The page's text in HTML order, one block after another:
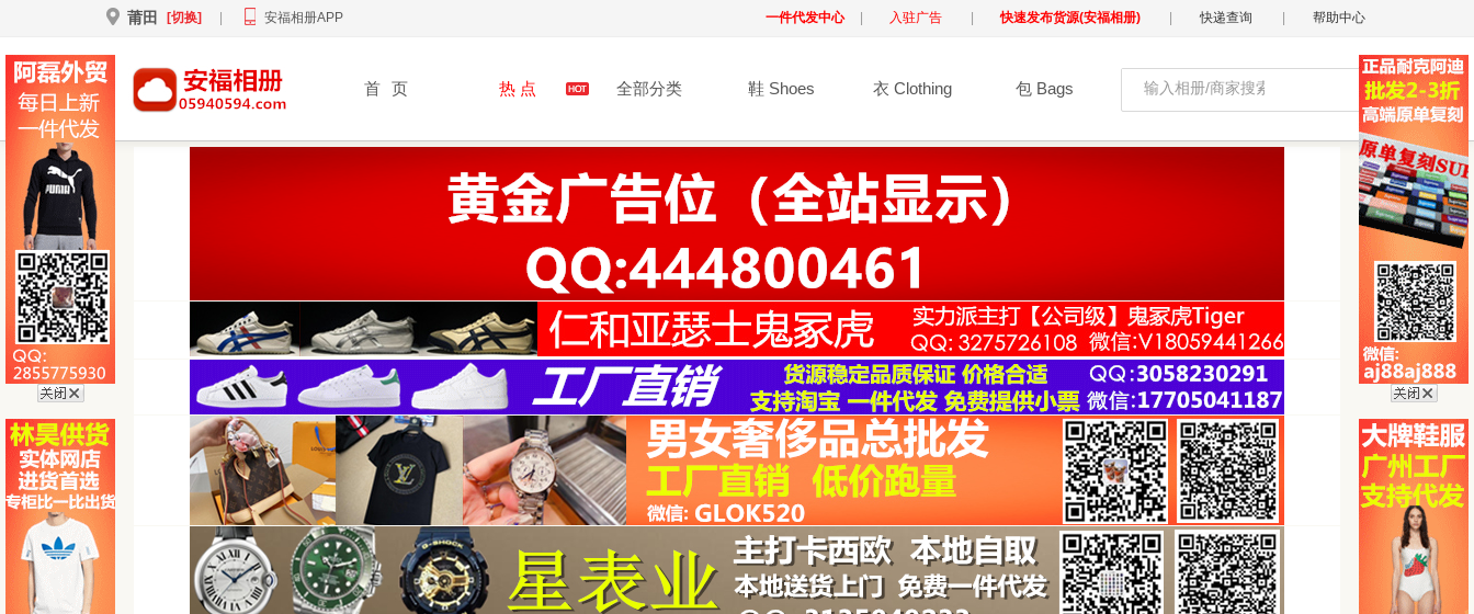
莆田 [切换] 安福相册APP 快速发布货源(安福相册) 快递查询 帮助中心
一件代发中心 入驻广告
首 页 热 点 全部分类 鞋 Shoes 衣 Clothing 包 Bags